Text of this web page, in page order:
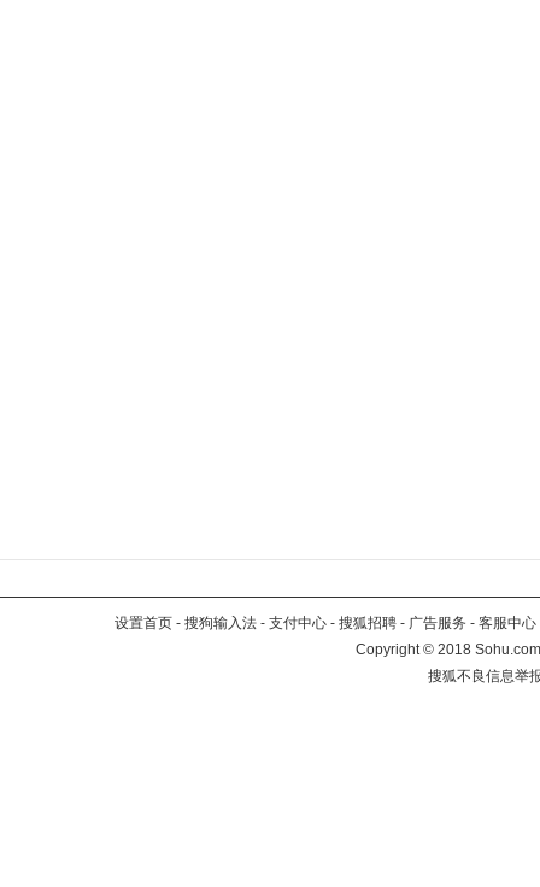
设置首页 - 搜狗输入法 - 支付中心 - 搜狐招聘 - 广告服务 - 客服中心
Copyright©2018
搜狐不良信息举